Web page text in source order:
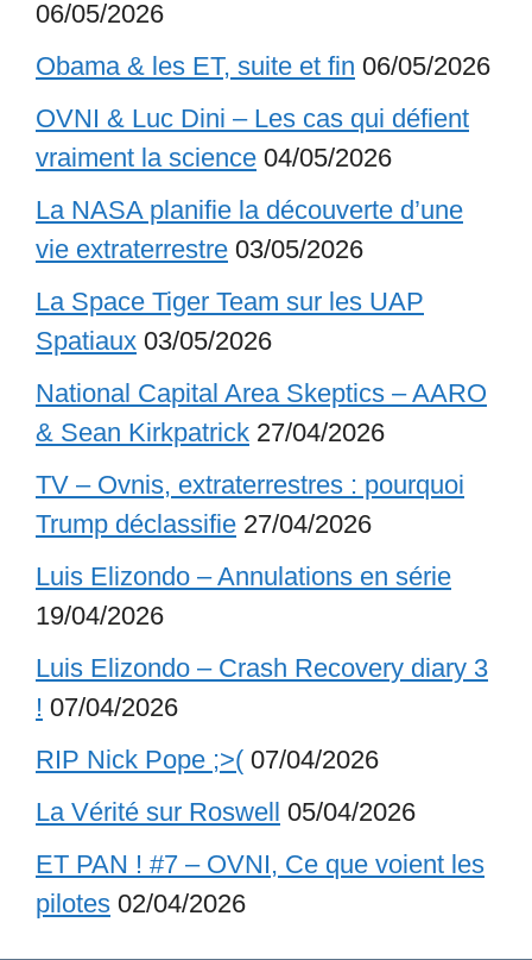
06/05/2026
Obama & les ET, suite et fin 06/05/2026
OVNI & Luc Dini – Les cas qui défient
vraiment la science 04/05/2026
La NASA planifie la découverte d’une
vie extraterrestre 03/05/2026
La Space Tiger Team sur les UAP
Spatiaux 03/05/2026
National Capital Area Skeptics – AARO
& Sean Kirkpatrick 27/04/2026
TV – Ovnis, extraterrestres : pourquoi
Trump déclassifie 27/04/2026
Luis Elizondo – Annulations en série
19/04/2026
Luis Elizondo – Crash Recovery diary 3
! 07/04/2026
RIP Nick Pope ;>( 07/04/2026
La Vérité sur Roswell 05/04/2026
ET PAN ! #7 – OVNI, Ce que voient les
pilotes 02/04/2026